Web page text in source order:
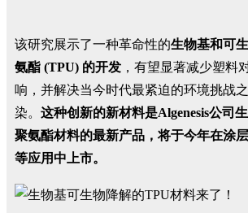
该研究展示了一种革命性的生物基和可
氨酯 (TPU) 的开发 ，有望显著减少塑料
响，并解决当今时代最紧迫的环境挑战
染。 这种创新的新材料是Algenesis公司
聚氨酯材料的最新产品，将于今年在涂
等应用中上市。